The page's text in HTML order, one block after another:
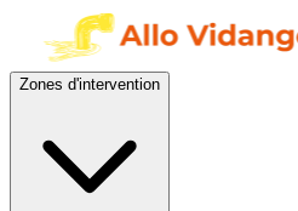
Zones d'intervention